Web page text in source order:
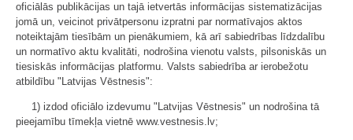
oficiālās publikācijas un tajā ietvertās informācijas sistematizācijas
jomā un, veicinot privātpersonu izpratni par normatīvajos aktos
noteiktajām tiesībām un pienākumiem, kā arī sabiedrības līdzdalību
un normatīvo aktu kvalitāti, nodrošina vienotu valsts, pilsoniskās un
tiesiskās informācijas platformu. Valsts sabiedrība ar ierobežotu
atbildību "Latvijas Vēstnesis":
1) izdod oficiālo izdevumu "Latvijas Vēstnesis" un nodrošina tā
pieejamību tīmekļa vietnē www.vestnesis.lv;